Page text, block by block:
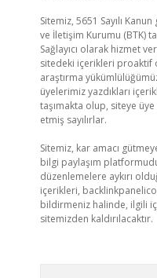
Sitemiz, 5651 Sayılı
ve İletişim Kurumu (BTK)
Sağlayıcı olarak hizmet
sitedeki içerikleri proaktif
araştırma
üyelerimiz yazdıkları
taşımakta olup, siteye
etmiş sayılırlar.
Sitemiz, kar amacı
bilgi paylaşım
düzenlemelere aykırı
içerikleri,
bildirmeniz halinde, ilgili
sitemizden kaldırılacaktır.